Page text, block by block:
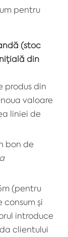
pentru
(stoc
din
din
valoare
liniei de
bon de
(pentru
și
introduce
clientului